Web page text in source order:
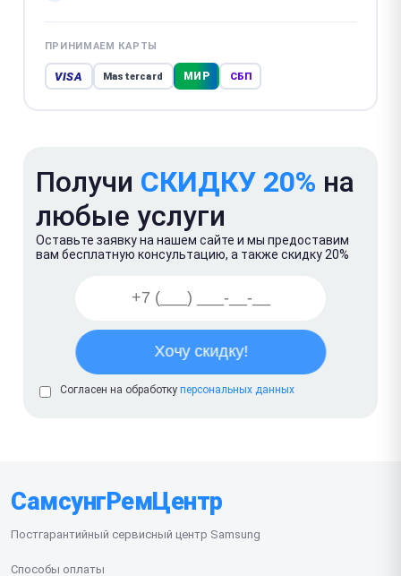
ПРИНИМАЕМ КАРТЫ
VISA Mastercard МИР СБП
Получи СКИДКУ 20% на
любые услуги
Оставьте заявку на нашем сайте и мы предоставим
вам бесплатную консультацию, а также скидку 20%
Согласен на обработку персональных данных
СамсунгРемЦентр
Постгарантийный сервисный центр Samsung
Способы оплаты